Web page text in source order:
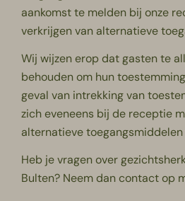
aankomst te melden bij onze
verkrijgen van alternatieve
Wij wijzen erop dat gasten te
behouden om hun
geval van intrekking van
zich eveneens bij de receptie
alternatieve
Heb je vragen over
Bulten? Neem dan contact op